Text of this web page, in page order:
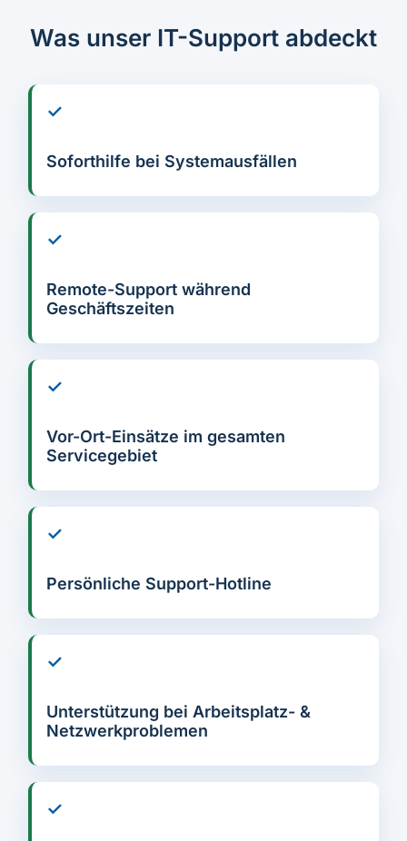
Was unser IT-Support abdeckt
✓
Soforthilfe bei Systemausfällen
✓
Remote-Support während
Geschäftszeiten
✓
Vor-Ort-Einsätze im gesamten
Servicegebiet
✓
Persönliche Support-Hotline
✓
Unterstützung bei Arbeitsplatz- &
Netzwerkproblemen
✓